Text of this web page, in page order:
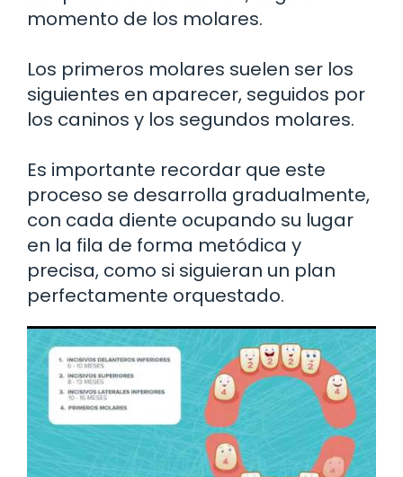
momento de los molares.
Los primeros molares suelen ser los
siguientes en aparecer, seguidos por
los caninos y los segundos molares.
Es importante recordar que este
proceso se desarrolla gradualmente,
con cada diente ocupando su lugar
en la fila de forma metódica y
precisa, como si siguieran un plan
perfectamente orquestado.